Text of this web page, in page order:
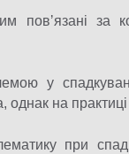
повʼязані за
у
на практиці
при